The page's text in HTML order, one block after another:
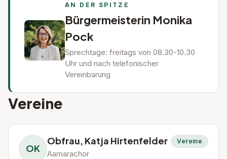
AN DER SPITZE
Bürgermeisterin Monika
Pock
Sprechtage: freitags von 08.30-10.30
Uhr und nach telefonischer
Vereinbarung
Vereine
OK
Obfrau, Katja Hirtenfelder
Aamarachor
Vereine